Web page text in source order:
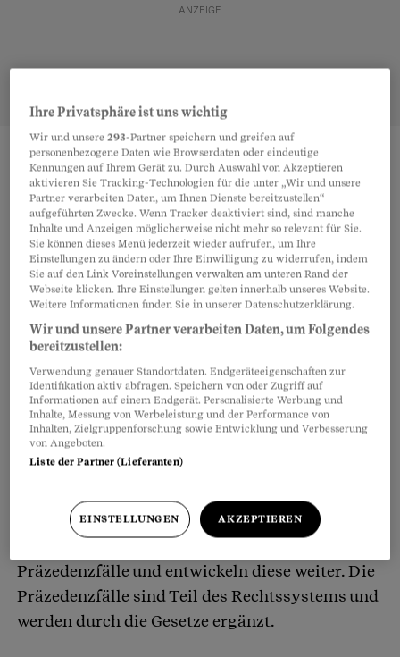
Teilen Merken
Artikel teilen
Der Begriff Präzedenzfall kommt vom
englischen Wort «precedent», was auf Deutsch
«vorhergehend» oder «vorausgehend» bedeutet.
Ein Präzedenzfall ist die frühere Entscheidung
eines Falles, der in gleichgearteten Fällen
berücksichtigt wird.
Wichtig sind Präzedenzfälle vor allem in
Rechtskreisen, die vom «Common Law» geprägt
sind (England, Irland, USA, Kanada, Australien,
Neuseeland, Südafrika und weitere andere
respektive angehörten). Die Richterinnen und
Präzedenzfälle und entwickeln diese weiter. Die
Präzedenzfälle sind Teil des Rechtssystems und
werden durch die Gesetze ergänzt.
Ihre Privatsphäre ist uns wichtig
Wir und unsere293-Partner speichern und greifen auf
personenbezogene Daten wie Browserdaten oder eindeutige
Kennungen auf Ihrem Gerät zu. Durch Auswahl von Akzeptieren
aktivieren Sie Tracking-Technologien für die unter „Wir und unsere
Partner verarbeiten Daten, um Ihnen Dienste bereitzustellen“
aufgeführten Zwecke. Wenn Tracker deaktiviert sind, sind manche
Inhalte und Anzeigen möglicherweise nicht mehr so relevant für Sie.
Sie können dieses Menü jederzeit wieder aufrufen, um Ihre
Einstellungen zu ändern oder Ihre Einwilligung zu widerrufen, indem
Sie auf den Link Voreinstellungen verwalten am unteren Rand der
Webseite klicken. Ihre Einstellungen gelten innerhalb unseres Website.
Weitere Informationen finden Sie in unserer Datenschutzerklärung.
Wir und unsere Partner verarbeiten Daten, um Folgendes
bereitzustellen:
Verwendung genauer Standortdaten. Endgeräteeigenschaften zur
Identifikation aktiv abfragen. Speichern von oder Zugriff auf
Informationen auf einem Endgerät. Personalisierte Werbung und
Inhalte, Messung von Werbeleistung und der Performance von
Inhalten, Zielgruppenforschung sowie Entwicklung und Verbesserung
von Angeboten.
Liste der Partner (Lieferanten)
EINSTELLUNGEN AKZEPTIEREN